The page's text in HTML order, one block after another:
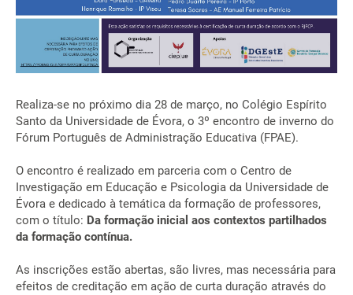
Realiza-se no próximo dia 28 de março, no Colégio Espírito
Santo da Universidade de Évora, o 3º encontro de inverno do
Fórum Português de Administração Educativa (FPAE).
O encontro é realizado em parceria com o Centro de
Investigação em Educação e Psicologia da Universidade de
Évora e dedicado à temática da formação de professores,
com o título: Da formação inicial aos contextos partilhados
da formação contínua.
As inscrições estão abertas, são livres, mas necessária para
efeitos de creditação em ação de curta duração através do